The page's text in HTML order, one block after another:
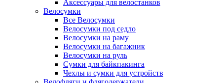
Аксессуары для велостанков
Велосумки
Все Велосумки
Велосумки под седло
Велосумки на раму
Велосумки на багажник
Велосумки на руль
Сумки для байкпакинга
Чехлы и сумки для устройств